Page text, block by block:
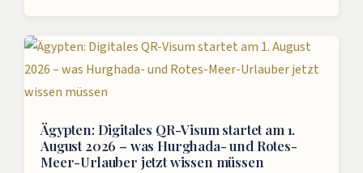
Ägypten: Digitales QR-Visum startet am 1.
August 2026 – was Hurghada- und Rotes-
Meer-Urlauber jetzt wissen müssen